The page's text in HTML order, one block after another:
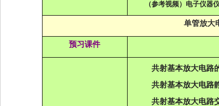
（参考视频）电子仪器
单管放大
预习课件
共射基本放大电路
共射基本放大电路
共射基本放大电路